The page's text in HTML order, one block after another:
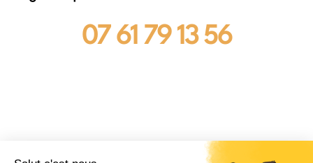
07 61 79 13 56
LinkedIn